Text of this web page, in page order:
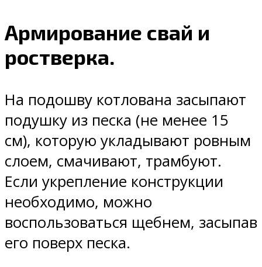
Армирование свай и
ростверка.
На подошву котлована засыпают
подушку из песка (не менее 15
см), которую укладывают ровным
слоем, смачивают, трамбуют.
Если укрепление конструкции
необходимо, можно
воспользоваться щебнем, засыпав
его поверх песка.